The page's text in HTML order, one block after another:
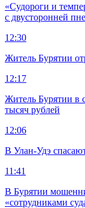
«Судороги и
с двусторонней
12:30
Житель Бурятии
12:17
Житель Бурятии в
тысяч рублей
12:06
В Улан-Удэ
11:41
В Бурятии
«сотрудниками